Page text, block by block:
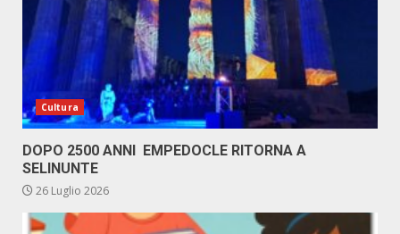
Cultura
DOPO 2500 ANNI EMPEDOCLE RITORNA A
SELINUNTE
26 Luglio 2026